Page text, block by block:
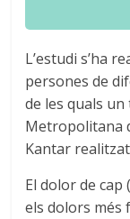
L’estudi s’ha
persones de
de les quals un
Metropolitana
Kantar
El dolor de cap
els dolors més